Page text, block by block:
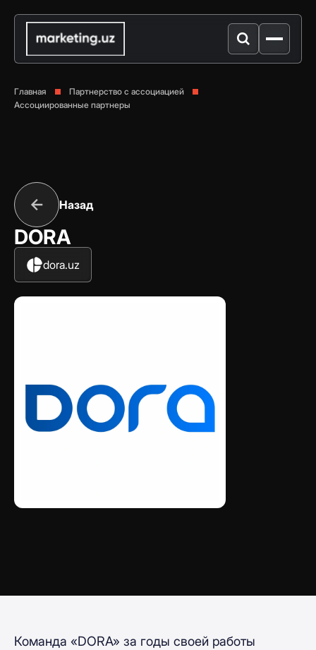
Главная
Партнерство с ассоциацией
Ассоциированные партнеры
Назад
DORA
dora.uz
Команда «DORA» за годы своей работы